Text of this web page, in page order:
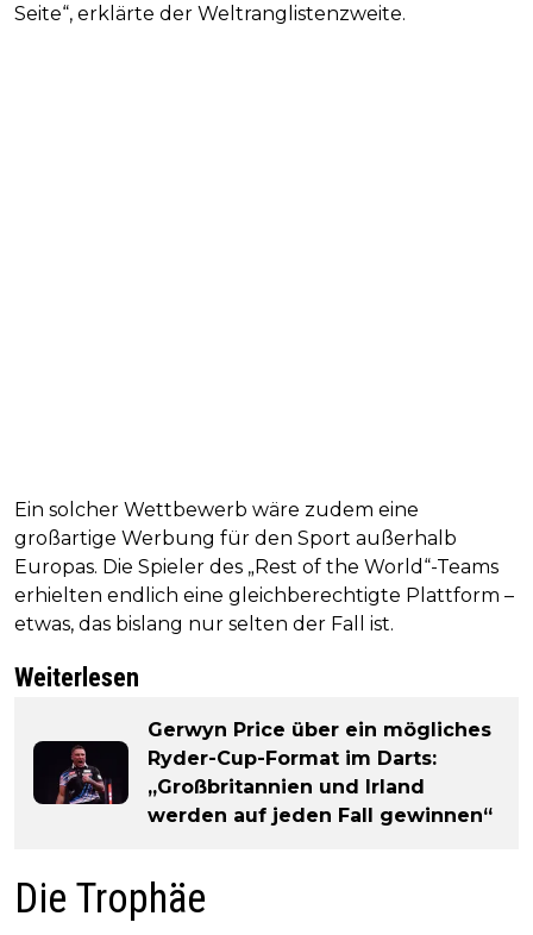
Seite“, erklärte der Weltranglistenzweite.
Ein solcher Wettbewerb wäre zudem eine
großartige Werbung für den Sport außerhalb
Europas. Die Spieler des „Rest of the World“-Teams
erhielten endlich eine gleichberechtigte Plattform –
etwas, das bislang nur selten der Fall ist.
Weiterlesen
Gerwyn Price über ein mögliches
Ryder-Cup-Format im Darts:
„Großbritannien und Irland
werden auf jeden Fall gewinnen“
Die Trophäe